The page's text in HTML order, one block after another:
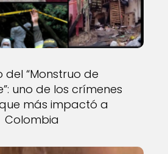
del “Monstruo de
uno de los crímenes
más impactó a
Colombia